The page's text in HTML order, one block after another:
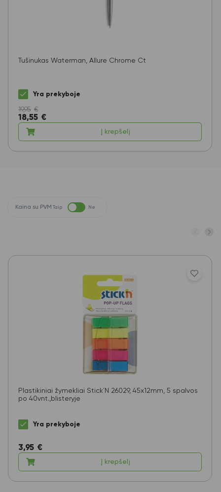
Tušinukas Waterman, Allure Chrome Ct
Yra prekyboje
19,95 €
18,55 €
Į krepšelį
Kaina su PVM Taip Ne
Plastikiniai žymekliai Stick´N 26029, 45x12mm, 5 spalvos
po 40vnt.,blisteryje
Yra prekyboje
3,95 €
Į krepšelį